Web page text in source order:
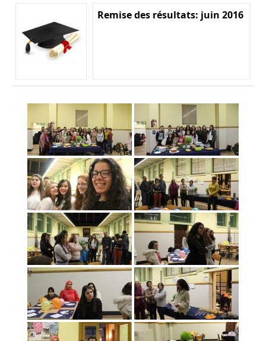
Remise des résultats: juin 2016